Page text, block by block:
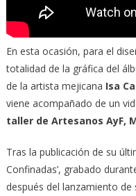
En esta ocasión, para el
totalidad de la gráfica del
de la artista mejicana Isa
viene acompañado de un
taller de Artesanos AyF,
Tras la publicación de su
Confinadas’, grabado
después del lanzamiento de